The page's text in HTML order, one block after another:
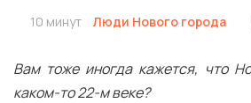
10 минут Люди Нового города
Вам тоже иногда кажется, что
каком-то 22-м веке?